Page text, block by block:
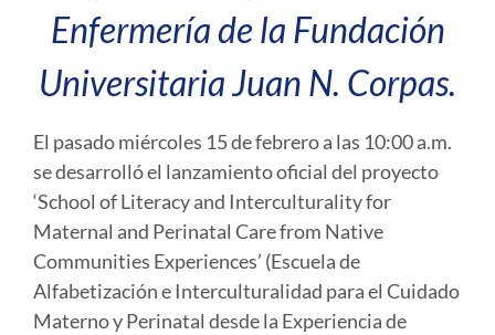
Enfermería de la Fundación
Universitaria Juan N. Corpas.
El pasado miércoles 15 de febrero a las 10:00 a.m.
se desarrolló el lanzamiento oficial del proyecto
‘School of Literacy and Interculturality for
Maternal and Perinatal Care from Native
Communities Experiences’ (Escuela de
Alfabetización e Interculturalidad para el Cuidado
Materno y Perinatal desde la Experiencia de